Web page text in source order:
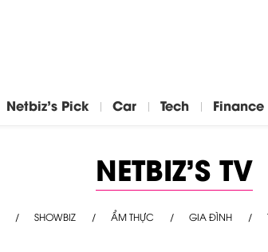
Netbiz's Pick Car Tech Finance
NETBIZ'S TV
SHOWBIZ ẨM THỰC GIA ĐÌNH